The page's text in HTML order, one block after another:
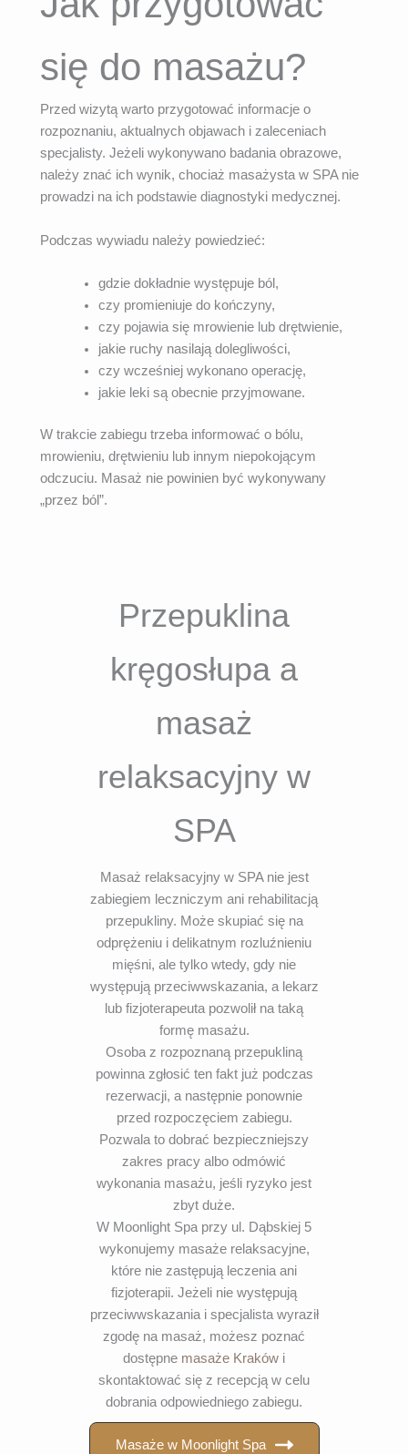
się do masażu?
Przed wizytą warto przygotować informacje o
rozpoznaniu, aktualnych objawach i zaleceniach
specjalisty. Jeżeli wykonywano badania obrazowe,
należy znać ich wynik, chociaż masażysta w SPA nie
prowadzi na ich podstawie diagnostyki medycznej.
Podczas wywiadu należy powiedzieć:
gdzie dokładnie występuje ból,
czy promieniuje do kończyny,
czy pojawia się mrowienie lub drętwienie,
jakie ruchy nasilają dolegliwości,
czy wcześniej wykonano operację,
jakie leki są obecnie przyjmowane.
W trakcie zabiegu trzeba informować o bólu,
mrowieniu, drętwieniu lub innym niepokojącym
odczuciu. Masaż nie powinien być wykonywany
„przez ból”.
Przepuklina
kręgosłupa a
masaż
relaksacyjny w
SPA
Masaż relaksacyjny w SPA nie jest
zabiegiem leczniczym ani rehabilitacją
przepukliny. Może skupiać się na
odprężeniu i delikatnym rozluźnieniu
mięśni, ale tylko wtedy, gdy nie
występują przeciwwskazania, a lekarz
lub fizjoterapeuta pozwolił na taką
formę masażu.
Osoba z rozpoznaną przepukliną
powinna zgłosić ten fakt już podczas
rezerwacji, a następnie ponownie
przed rozpoczęciem zabiegu.
Pozwala to dobrać bezpieczniejszy
zakres pracy albo odmówić
wykonania masażu, jeśli ryzyko jest
zbyt duże.
W Moonlight Spa przy ul. Dąbskiej 5
wykonujemy masaże relaksacyjne,
które nie zastępują leczenia ani
fizjoterapii. Jeżeli nie występują
przeciwwskazania i specjalista wyraził
zgodę na masaż, możesz poznać
dostępne masaże Kraków i
skontaktować się z recepcją w celu
dobrania odpowiedniego zabiegu.
Masaże w Moonlight Spa